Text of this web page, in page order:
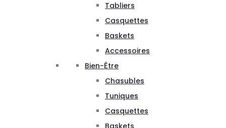
Tabliers
Casquettes
Baskets
Accessoires
Bien-Être
Chasubles
Tuniques
Casquettes
Baskets